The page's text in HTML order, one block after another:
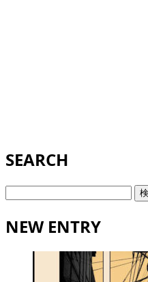
SEARCH
検
NEW ENTRY